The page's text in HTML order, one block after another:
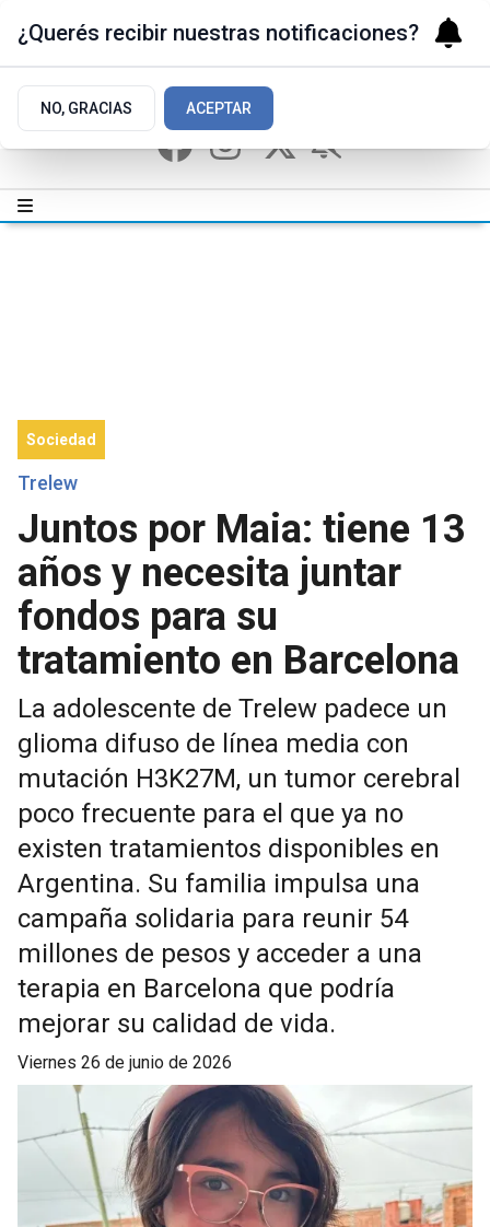
Sociedad
Trelew
Juntos por Maia: tiene 13
años y necesita juntar
fondos para su
tratamiento en Barcelona
La adolescente de Trelew padece un
glioma difuso de línea media con
mutación H3K27M, un tumor cerebral
poco frecuente para el que ya no
existen tratamientos disponibles en
Argentina. Su familia impulsa una
campaña solidaria para reunir 54
millones de pesos y acceder a una
terapia en Barcelona que podría
mejorar su calidad de vida.
viernes 26 de junio de 2026
¿Querés recibir nuestras notificaciones?
NO, GRACIAS ACEPTAR